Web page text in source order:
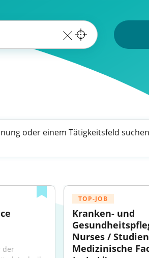
oder einem Tätigkeitsfeld
der
TOP-JOB
Kranken- und
Nurses /
Medizinische